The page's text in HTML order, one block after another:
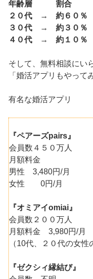
年齢層 割合
２０代 → 約６０％
３０代 → 約３０％
４０代 → 約１０％
そして、無料相談にい
「婚活アプリもやって
有名な婚活アプリ
『ペアーズpairs』
会員数４５０万人
月額料金
男性 3,480円/月
女性 0円/月
『オミアイomiai』
会員数２００万人
月額料金 3,980円/月
（10代、２０代の女性
『ゼクシィ縁結び』